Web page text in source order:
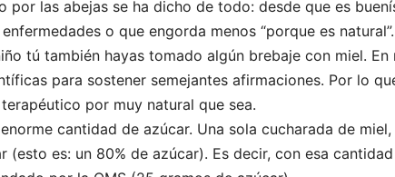
por las abejas se ha dicho de todo: desde que es
o que engorda menos “porque es
tú también hayas tomado algún brebaje con miel.
para sostener semejantes afirmaciones. Por lo
por muy natural que sea.
cantidad de azúcar. Una sola cucharada de
(esto es: un 80% de azúcar). Es decir, con esa